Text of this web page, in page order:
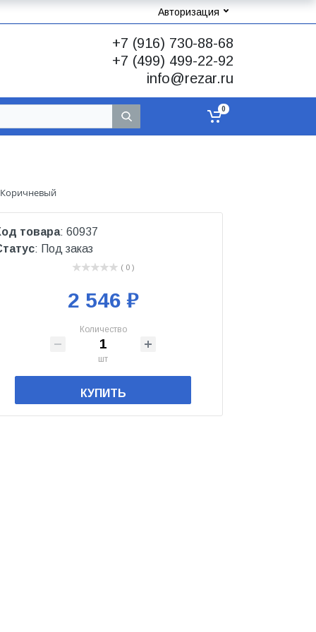
Авторизация
+7 (916) 730-88-68
+7 (499) 499-22-92
info@rezar.ru
0
Коричневый
товара: 60937
: Под заказ
( 0 )
2 546 ₽
Количество
шт
КУПИТЬ